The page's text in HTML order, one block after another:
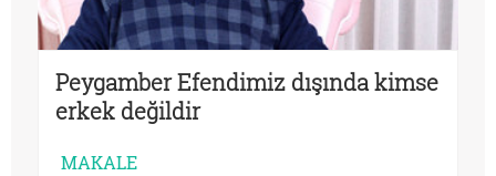
Peygamber Efendimiz dışında kimse
erkek değildir
MAKALE